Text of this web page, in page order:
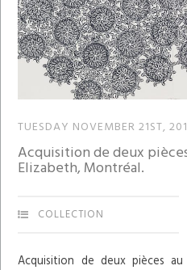
TUESDAY NOVEMBER 21ST,
Acquisition de deux
Elizabeth, Montréal.
COLLECTION
Acquisition de deux pièces